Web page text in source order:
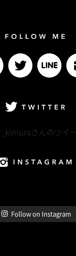
さんのツイ
Follow on Instagram